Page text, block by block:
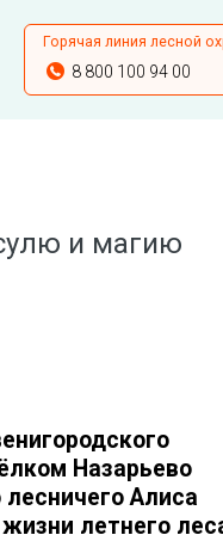
Горячая линия лесной
8 800 100 94 00
и магию
Назарьево
Алиса
летнего